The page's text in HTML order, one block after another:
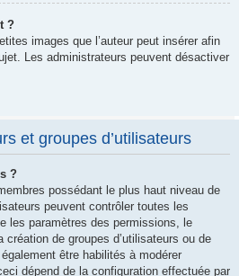
?
images que l’auteur peut insérer afin
Les administrateurs peuvent désactiver
et groupes d’utilisateurs
?
possédant le plus haut niveau de
peuvent contrôler toutes les
les paramètres des permissions, le
création de groupes d’utilisateurs ou de
être habilités à modérer
dépend de la configuration effectuée par